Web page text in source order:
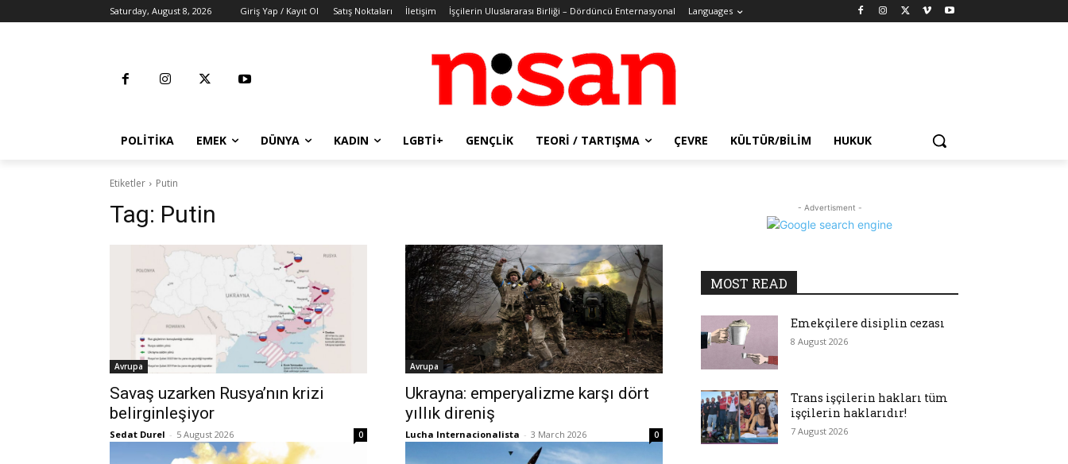
Saturday, August 8, 2026 Giriş Yap / Kayıt Ol Satış Noktaları İletişim İşçilerin Uluslararası Birliği – Dördüncü Enternasyonal Languages
POLITIKA EMEK DÜNYA KADIN LGBTİ+ GENÇLIK TEORI / TARTIŞMA ÇEVRE KÜLTÜR/BILIM HUKUK
Etiketler Putin
Tag: Putin
Avrupa
Savaş uzarken Rusya’nın krizi
belirginleşiyor
Sedat Durel - 5 August 2026 0
Avrupa
Ukrayna: emperyalizme karşı dört
yıllık direniş
Lucha Internacionalista - 3 March 2026 0
- Advertisment -
MOST READ
Emekçilere disiplin cezası
8 August 2026
Trans işçilerin hakları tüm
işçilerin haklarıdır!
7 August 2026